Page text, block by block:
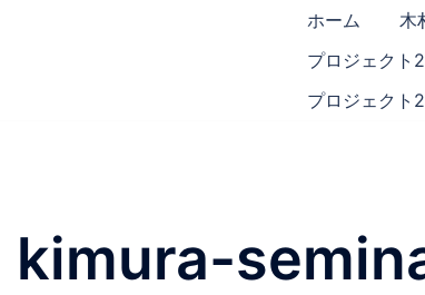
ホーム 木
プロジェクト
プロジェクト
kimura-